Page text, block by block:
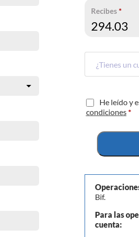
Recibes *
He leído y
condiciones*
Bif.
Para las
cuenta: